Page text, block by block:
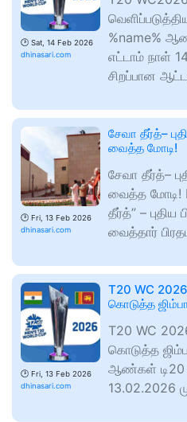
🕑 Sat, 14 Feb 2026
dhinasari.com
%name%
எட்டாம் நாள்
சிறப்பான
🕑 Fri, 13 Feb 2026
dhinasari.com
சேவா தீர்த்–
வைத்த மோடி!
சேவா தீர்த்–
வைத்த மோடி!
தீர்த்” –
வைத்தார்
🕑 Fri, 13 Feb 2026
dhinasari.com
T20 WC
கொடுத்த
T20 WC
கொடுத்த
ஆண்கள் டி20
13.02.2026